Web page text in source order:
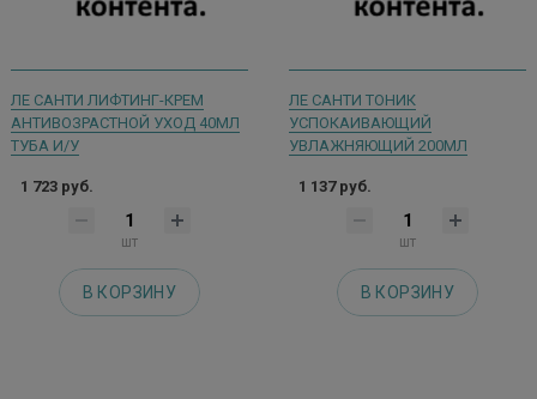
ЛЕ САНТИ ЛИФТИНГ-КРЕМ
АНТИВОЗРАСТНОЙ УХОД 40МЛ
ТУБА И/У
1 723 руб.
шт
В КОРЗИНУ
ЛЕ САНТИ ТОНИК
УСПОКАИВАЮЩИЙ
УВЛАЖНЯЮЩИЙ 200МЛ
1 137 руб.
шт
В КОРЗИНУ